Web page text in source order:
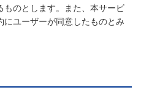
ものとします。また、本サービ
にユーザーが同意したものとみ